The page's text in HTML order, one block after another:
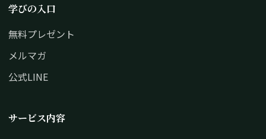
学びの入口
無料プレゼント
メルマガ
公式LINE
サービス内容